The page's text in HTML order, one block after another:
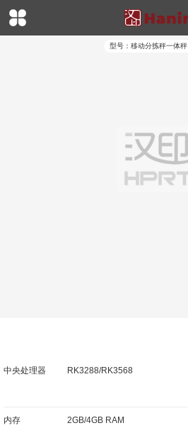
型号：移动分拣秤一体秤
中央处理器 RK3288/RK3568
内存 2GB/4GB RAM